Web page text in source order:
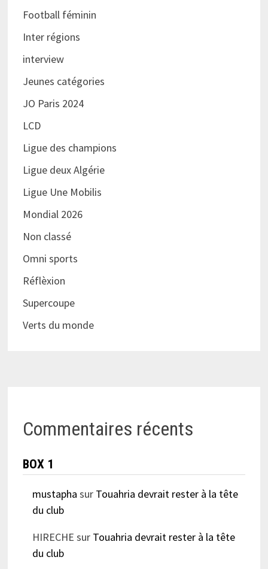
Football féminin
Inter régions
interview
Jeunes catégories
JO Paris 2024
LCD
Ligue des champions
Ligue deux Algérie
Ligue Une Mobilis
Mondial 2026
Non classé
Omni sports
Réflèxion
Supercoupe
Verts du monde
Commentaires récents
BOX 1
mustapha sur Touahria devrait rester à la tête
du club
HIRECHE sur Touahria devrait rester à la tête
du club